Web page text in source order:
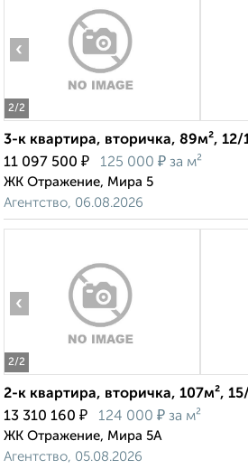
2/2
‹
3-к квартира, вторичка, 89м², 12/
11 097 500 ₽ 125 000 ₽ за м²
ЖК Отражение, Мира 5
Агентство, 06.08.2026
2/2
‹
2-к квартира, вторичка, 107м²,
13 310 160 ₽ 124 000 ₽ за м²
ЖК Отражение, Мира 5А
Агентство, 05.08.2026